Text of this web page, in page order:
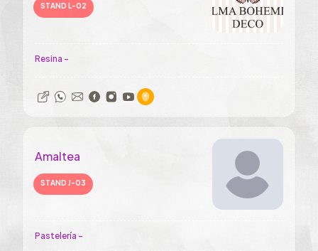
STAND L-02
Resina -
Amaltea
STAND J-03
Pastelería -